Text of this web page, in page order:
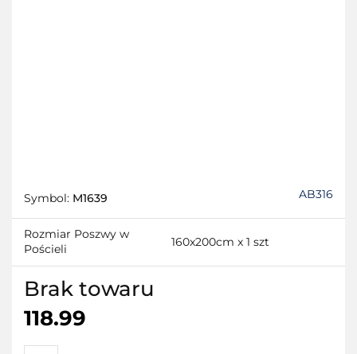
Symbol: M1639 AB316
Rozmiar Poszwy w
Pościeli
160x200cm x 1 szt
Brak towaru
118.99